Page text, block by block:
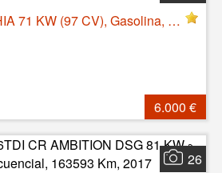
Ford Fiesta 1.40 GHIA 71 KW (97 CV), Gasolina, Manual, 165779 Km, 2009
6.000 €
26